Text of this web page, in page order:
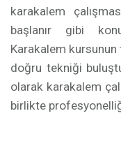
karakalem
başlanır gibi
Karakalem
doğru tekniği
olarak karakalem
birlikte